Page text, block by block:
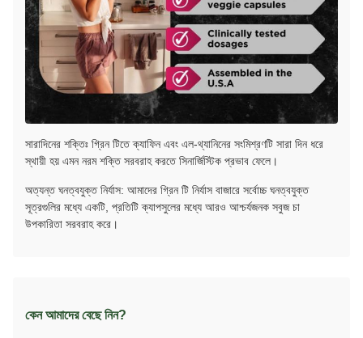
সারাদিনের শক্তিঃ গ্রিন টিতে ক্যাফিন এবং এল-থ্যানিনের সংমিশ্রণটি সারা দিন ধরে
স্থায়ী হয় এমন নরম শক্তি সরবরাহ করতে সিনার্জিস্টিক প্রভাব ফেলে।
অত্যন্ত ঘনত্বযুক্ত নির্যাস: আমাদের গ্রিন টি নির্যাস বাজারে সর্বোচ্চ ঘনত্বযুক্ত
সূত্রগুলির মধ্যে একটি, প্রতিটি ক্যাপসুলের মধ্যে আরও আশ্চর্যজনক সবুজ চা
উপকারিতা সরবরাহ করে।
কেন আমাদের বেছে নিন?